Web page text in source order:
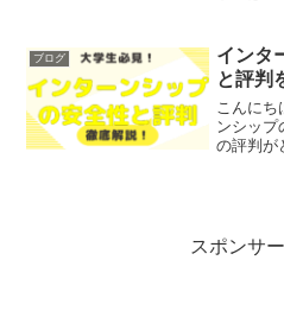
や具体
ブログ
インタ
と評判
こんにち
ンシップ
の評判が
スポンサ